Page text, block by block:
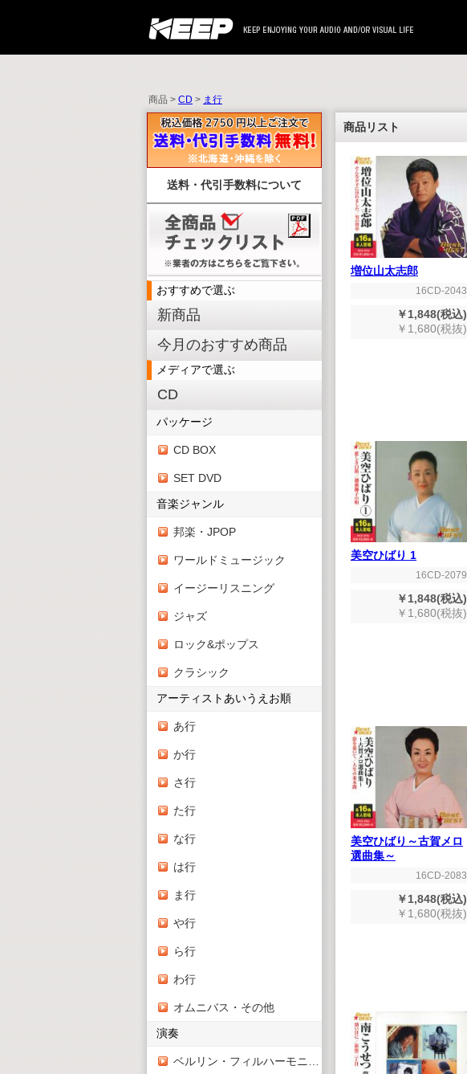
商品 >CD>ま行
送料・代引手数料について
おすすめで選ぶ
新商品
今月のおすすめ商品
メディアで選ぶ
CD
パッケージ
CD BOX
SET DVD
音楽ジャンル
邦楽・JPOP
ワールドミュージック
イージーリスニング
ジャズ
ロック&ポップス
クラシック
アーティストあいうえお順
あ行
か行
さ行
た行
な行
は行
ま行
や行
ら行
わ行
オムニバス・その他
演奏
商品リスト
増位山太志郎
16CD-2043
￥1,848(税込)
￥1,680(税抜)
美空ひばり 1
16CD-2079
￥1,848(税込)
￥1,680(税抜)
美空ひばり～古賀メロ
選曲集～
16CD-2083
￥1,848(税込)
￥1,680(税抜)